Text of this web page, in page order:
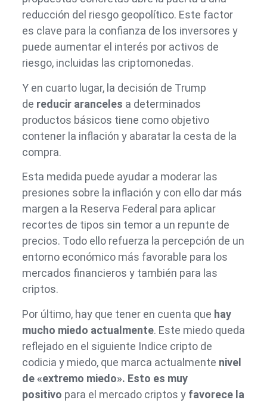
reducción del riesgo geopolítico. Este factor
es clave para la confianza de los inversores y
puede aumentar el interés por activos de
riesgo, incluidas las criptomonedas.
Y en cuarto lugar, la decisión de Trump
de reducir aranceles a determinados
productos básicos tiene como objetivo
contener la inflación y abaratar la cesta de la
compra.
Esta medida puede ayudar a moderar las
presiones sobre la inflación y con ello dar más
margen a la Reserva Federal para aplicar
recortes de tipos sin temor a un repunte de
precios. Todo ello refuerza la percepción de un
entorno económico más favorable para los
mercados financieros y también para las
criptos.
Por último, hay que tener en cuenta que hay
mucho miedo actualmente. Este miedo queda
reflejado en el siguiente Indice cripto de
codicia y miedo, que marca actualmente nivel
de «extremo miedo». Esto es muy
positivo para el mercado criptos y favorece la